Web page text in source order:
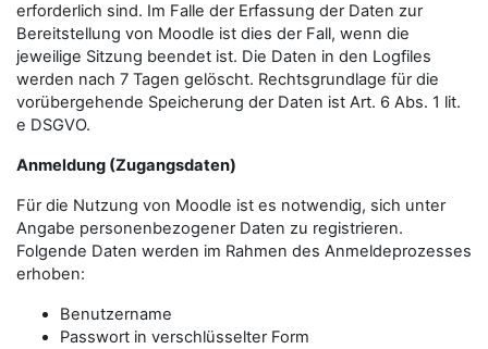
erforderlich sind. Im Falle der Erfassung der Daten zur
Bereitstellung von Moodle ist dies der Fall, wenn die
jeweilige Sitzung beendet ist. Die Daten in den Logfiles
werden nach 7 Tagen gelöscht. Rechtsgrundlage für die
vorübergehende Speicherung der Daten ist Art. 6 Abs. 1 lit.
e DSGVO.
Anmeldung (Zugangsdaten)
Für die Nutzung von Moodle ist es notwendig, sich unter
Angabe personenbezogener Daten zu registrieren.
Folgende Daten werden im Rahmen des Anmeldeprozesses
erhoben:
Benutzername
Passwort in verschlüsselter Form